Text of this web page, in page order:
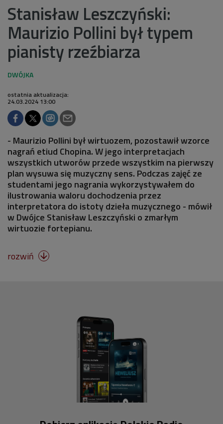
Stanisław Leszczyński:
Maurizio Pollini był typem
pianisty rzeźbiarza
ostatnia aktualizacja:
24.03.2024 13:00
- Maurizio Pollini był wirtuozem, pozostawił wzorce
nagrań etiud Chopina. W jego interpretacjach
wszystkich utworów przede wszystkim na pierwszy
plan wysuwa się muzyczny sens. Podczas zajęć ze
studentami jego nagrania wykorzystywałem do
ilustrowania waloru dochodzenia przez
interpretatora do istoty dzieła muzycznego - mówił
w Dwójce Stanisław Leszczyński o zmarłym
wirtuozie fortepianu.
rozwiń 